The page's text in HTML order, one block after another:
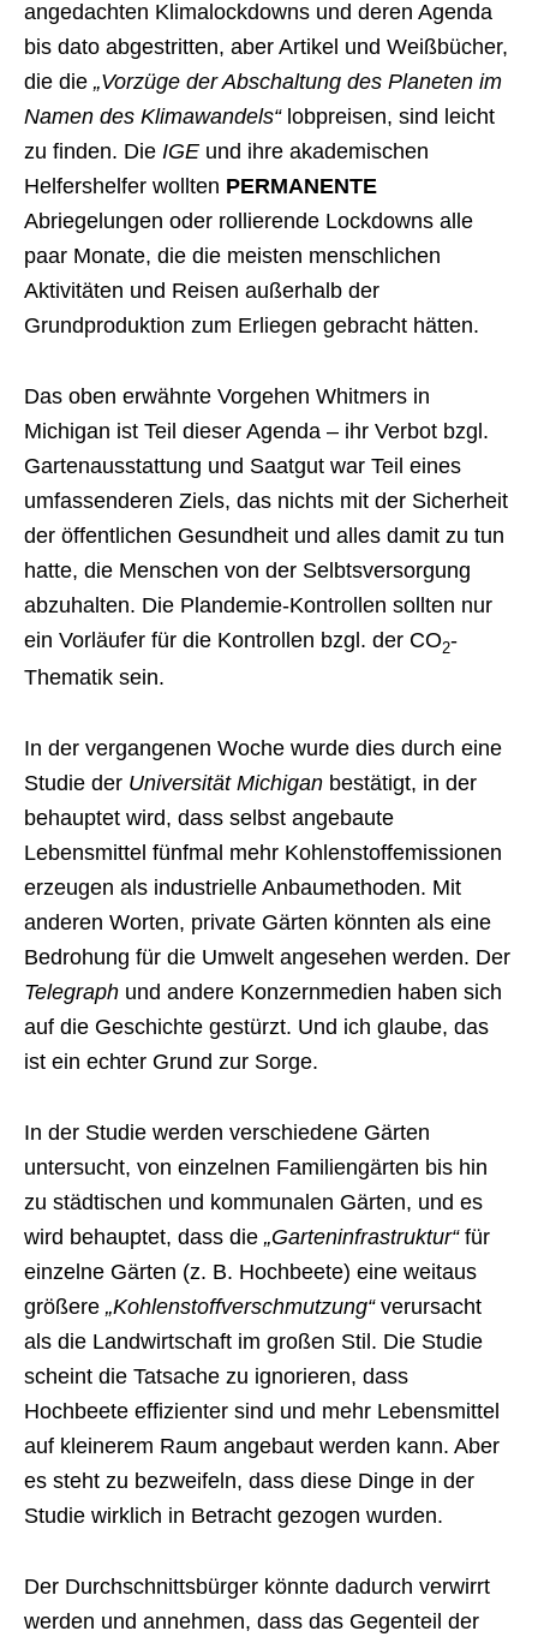
angedachten Klimalockdowns und deren Agenda
bis dato abgestritten, aber Artikel und Weißbücher,
die die „Vorzüge der Abschaltung des Planeten im
Namen des Klimawandels“lobpreisen, sind leicht
zu finden. Die IGE und ihre akademischen
Helfershelfer wollten PERMANENTE
Abriegelungen oder rollierende Lockdowns alle
paar Monate, die die meisten menschlichen
Aktivitäten und Reisen außerhalb der
Grundproduktion zum Erliegen gebracht hätten.
Das oben erwähnte Vorgehen Whitmers in
Michigan ist Teil dieser Agenda – ihr Verbot bzgl.
Gartenausstattung und Saatgut war Teil eines
umfassenderen Ziels, das nichts mit der Sicherheit
der öffentlichen Gesundheit und alles damit zu tun
hatte, die Menschen von der Selbtsversorgung
abzuhalten. Die Plandemie-Kontrollen sollten nur
ein Vorläufer für die Kontrollen bzgl. der CO2-
Thematik sein.
In der vergangenen Woche wurde dies durch eine
Studie der Universität Michigan bestätigt, in der
behauptet wird, dass selbst angebaute
Lebensmittel fünfmal mehr Kohlenstoffemissionen
erzeugen als industrielle Anbaumethoden. Mit
anderen Worten, private Gärten könnten als eine
Bedrohung für die Umwelt angesehen werden. Der
Telegraph und andere Konzernmedien haben sich
auf die Geschichte gestürzt. Und ich glaube, das
ist ein echter Grund zur Sorge.
In der Studie werden verschiedene Gärten
untersucht, von einzelnen Familiengärten bis hin
zu städtischen und kommunalen Gärten, und es
wird behauptet, dass die „Garteninfrastruktur“für
einzelne Gärten (z. B. Hochbeete) eine weitaus
größere „Kohlenstoffverschmutzung“verursacht
als die Landwirtschaft im großen Stil. Die Studie
scheint die Tatsache zu ignorieren, dass
Hochbeete effizienter sind und mehr Lebensmittel
auf kleinerem Raum angebaut werden kann. Aber
es steht zu bezweifeln, dass diese Dinge in der
Studie wirklich in Betracht gezogen wurden.
Der Durchschnittsbürger könnte dadurch verwirrt
werden und annehmen, dass das Gegenteil der